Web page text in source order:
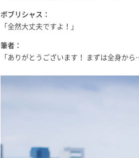
ボブリシャス：
「全然大丈夫ですよ！」
筆者：
「ありがとうございます！ まずは全身か